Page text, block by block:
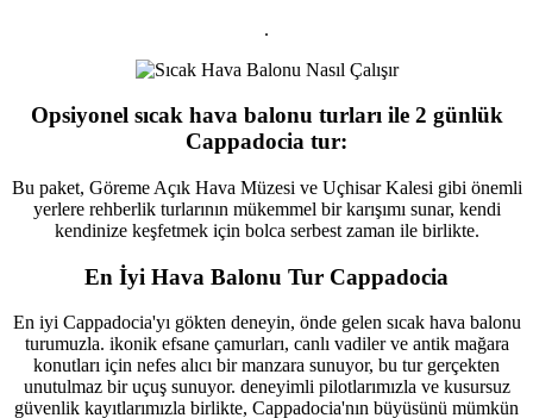
.
Opsiyonel sıcak hava balonu turları ile 2 günlük
Cappadocia tur:
Bu paket, Göreme Açık Hava Müzesi ve Uçhisar Kalesi gibi önemli
yerlere rehberlik turlarının mükemmel bir karışımı sunar, kendi
kendinize keşfetmek için bolca serbest zaman ile birlikte.
En İyi Hava Balonu Tur Cappadocia
En iyi Cappadocia'yı gökten deneyin, önde gelen sıcak hava balonu
turumuzla. ikonik efsane çamurları, canlı vadiler ve antik mağara
konutları için nefes alıcı bir manzara sunuyor, bu tur gerçekten
unutulmaz bir uçuş sunuyor. deneyimli pilotlarımızla ve kusursuz
güvenlik kayıtlarımızla birlikte, Cappadocia'nın büyüsünü mümkün